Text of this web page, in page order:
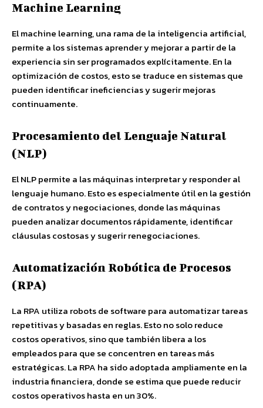
Machine Learning
El machine learning, una rama de la inteligencia artificial,
permite a los sistemas aprender y mejorar a partir de la
experiencia sin ser programados explícitamente. En la
optimización de costos, esto se traduce en sistemas que
pueden identificar ineficiencias y sugerir mejoras
continuamente.
Procesamiento del Lenguaje Natural
(NLP)
El NLP permite a las máquinas interpretar y responder al
lenguaje humano. Esto es especialmente útil en la gestión
de contratos y negociaciones, donde las máquinas
pueden analizar documentos rápidamente, identificar
cláusulas costosas y sugerir renegociaciones.
Automatización Robótica de Procesos
(RPA)
La RPA utiliza robots de software para automatizar tareas
repetitivas y basadas en reglas. Esto no solo reduce
costos operativos, sino que también libera a los
empleados para que se concentren en tareas más
estratégicas. La RPA ha sido adoptada ampliamente en la
industria financiera, donde se estima que puede reducir
costos operativos hasta en un 30%.